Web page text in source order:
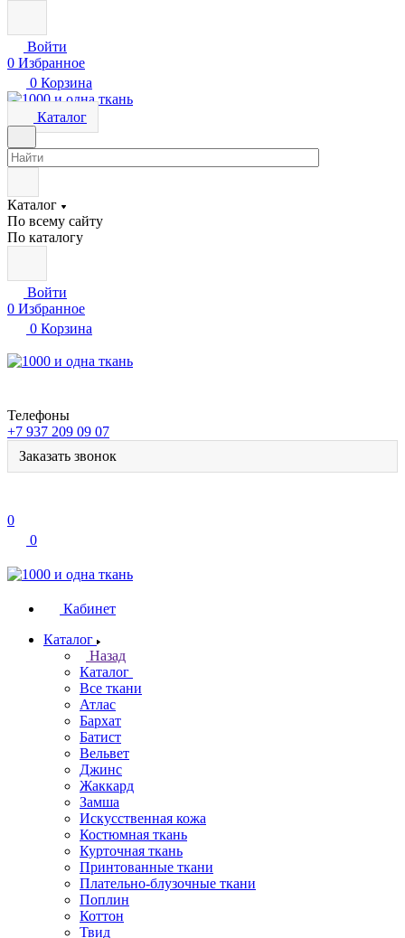
Войти
0 Избранное
0 Корзина
Каталог
Каталог
По всему сайту
По каталогу
Войти
0 Избранное
0 Корзина
Телефоны
+7 937 209 09 07
Заказать звонок
0
0
Кабинет
Каталог
Назад
Каталог
Все ткани
Атлас
Бархат
Батист
Вельвет
Джинс
Жаккард
Замша
Искусственная кожа
Костюмная ткань
Курточная ткань
Принтованные ткани
Плательно-блузочные ткани
Поплин
Коттон
Твид